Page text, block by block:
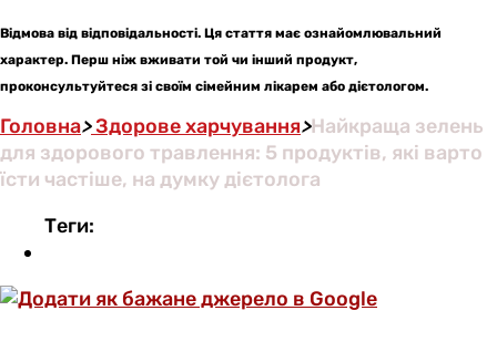
Відмова від відповідальності. Ця стаття має ознайомлювальний
характер. Перш ніж вживати той чи інший продукт,
проконсультуйтеся зі своїм сімейним лікарем або дієтологом.
Головна>Здорове харчування>Найкраща зелень
для здорового травлення: 5 продуктів, які варто
їсти частіше, на думку дієтолога
Теги: